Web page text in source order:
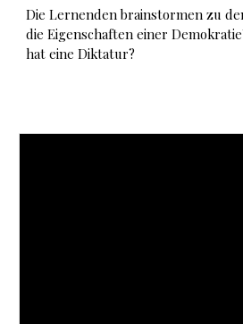
Die Lernenden brainstormen zu
die Eigenschaften einer
hat eine Diktatur?